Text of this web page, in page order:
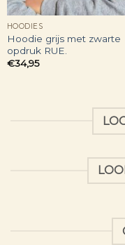
HOODIES
Hoodie grijs met zwarte
opdruk RUE.
€34,95